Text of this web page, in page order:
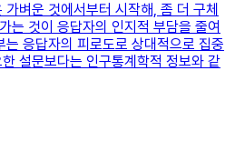
벼운 것에서부터 시작해, 좀 더 구체
는 것이 응답자의 인지적 부담을 줄여
응답자의 피로도로 상대적으로 집중
설문보다는 인구통계학적 정보와 같